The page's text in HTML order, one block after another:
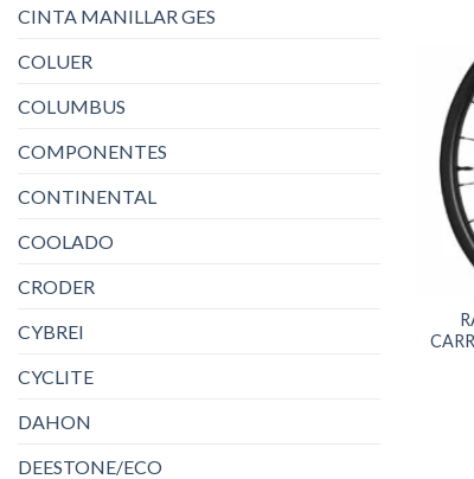
CINTA MANILLAR GES
COLUER
COLUMBUS
COMPONENTES
CONTINENTAL
COOLADO
CRODER
CYBREI
CYCLITE
DAHON
DEESTONE/ECO